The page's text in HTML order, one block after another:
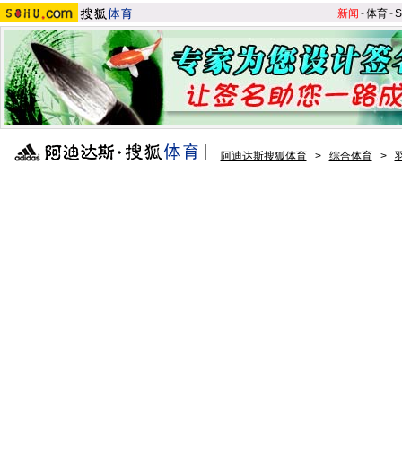
新闻 -体育-S
阿迪达斯搜狐体育 > 综合体育 >